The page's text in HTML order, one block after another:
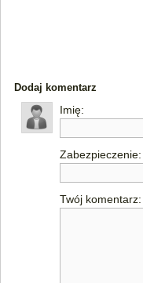
Dodaj komentarz
Imię:
Twój komentarz: